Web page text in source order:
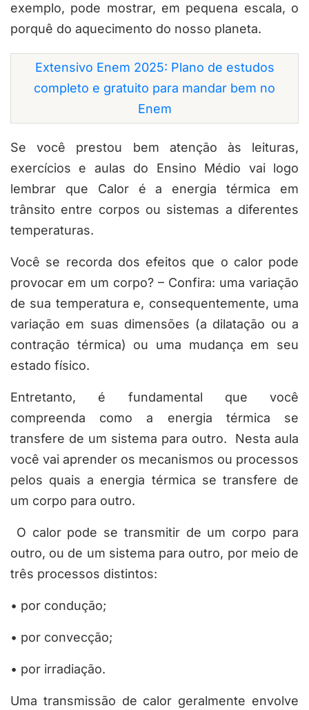
exemplo, pode mostrar, em pequena escala, o
porquê do aquecimento do nosso planeta.
Extensivo Enem 2025: Plano de estudos
completo e gratuito para mandar bem no
Enem
Se você prestou bem atenção às leituras,
exercícios e aulas do Ensino Médio vai logo
lembrar que Calor é a energia térmica em
trânsito entre corpos ou sistemas a diferentes
temperaturas.
Você se recorda dos efeitos que o calor pode
provocar em um corpo? – Confira: uma variação
de sua temperatura e, consequentemente, uma
variação em suas dimensões (a dilatação ou a
contração térmica) ou uma mudança em seu
estado físico.
Entretanto, é fundamental que você
compreenda como a energia térmica se
transfere de um sistema para outro. Nesta aula
você vai aprender os mecanismos ou processos
pelos quais a energia térmica se transfere de
um corpo para outro.
O calor pode se transmitir de um corpo para
outro, ou de um sistema para outro, por meio de
três processos distintos:
• por condução;
• por convecção;
• por irradiação.
Uma transmissão de calor geralmente envolve